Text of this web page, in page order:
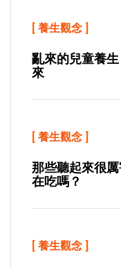
[ 養生觀念 ]
亂來的兒童養
來
[ 養生觀念 ]
那些聽起來很
在吃嗎？
[ 養生觀念 ]